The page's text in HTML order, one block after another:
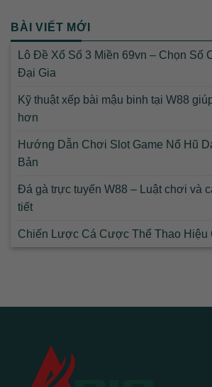
BÀI VIẾT MỚI
Lô Đề Xổ Số 3 Miền 69vn – Chọn Số
Đại Gia
Kỹ thuật xếp bài mậu binh tại W88
hơn
Hướng Dẫn Chơi Slot Game Nổ Hũ
Bản
Đá gà trực tuyến W88 – Luật chơi và
tiết
Chiến Lược Cá Cược Thể Thao Hiệu